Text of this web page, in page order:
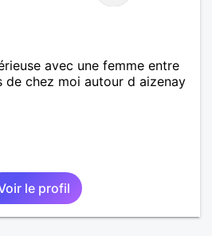
avec une femme entre
de chez moi autour d aizenay
le profil